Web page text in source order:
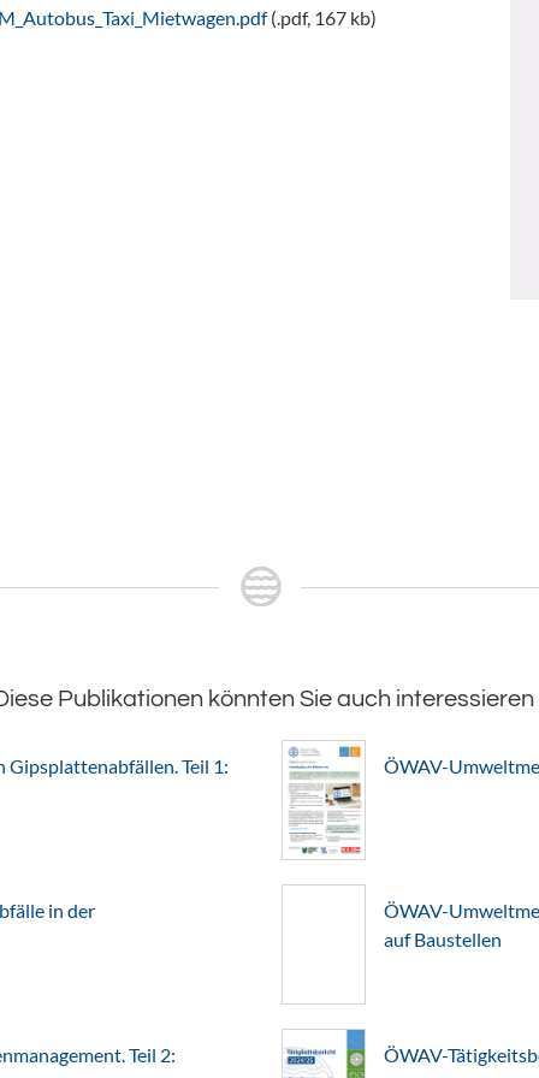
(.pdf, 167 kb)
Publikationen könnten Sie auch interessieren
Teil 1: ÖWAV-
in der
ÖWAV-
auf Baustellen
Teil 2:
ÖWAV-